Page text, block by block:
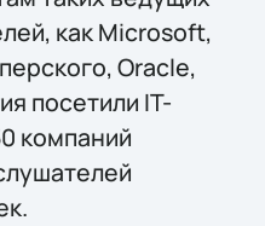
как Microsoft,
Oracle,
посетили IT-
компаний